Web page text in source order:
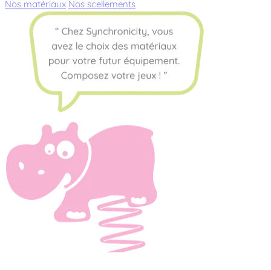
Nos matériaux Nos scellements